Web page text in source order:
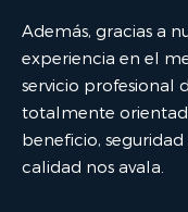
Además, gracias a
experiencia en el
servicio profesional
totalmente
beneficio,
calidad nos avala.